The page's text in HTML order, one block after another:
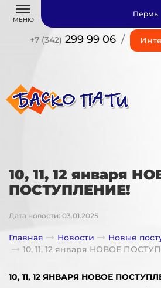
МЕНЮ
+7 (342) 299 99 06 /
Пермь
10, 11, 12 января
ПОСТУПЛЕНИЕ!
Дата новости: 03.01.2025
Главная Новости
Новые
10, 11, 12 января НОВОЕ
10, 11, 12 ЯНВАРЯ НОВОЕ